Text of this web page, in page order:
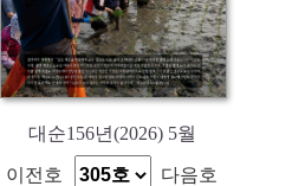
대순156년(2026) 5월
이전호 다음호